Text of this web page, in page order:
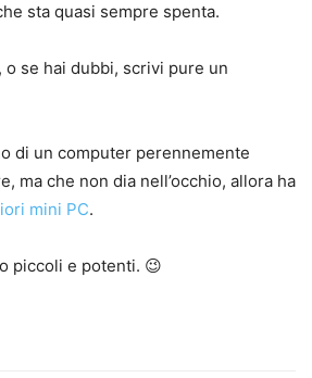
sta quasi sempre spenta.
se hai dubbi, scrivi pure un
di un computer perennemente
ma che non dia nell’occhio, allora ha
mini PC.
piccoli e potenti. 😉